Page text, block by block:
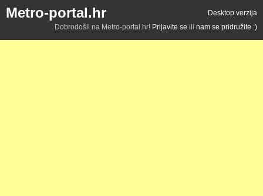
Metro-portal.hr
Desktop verzija
Dobrodošli na Metro-portal.hr! Prijavite se ili nam se pridružite :)